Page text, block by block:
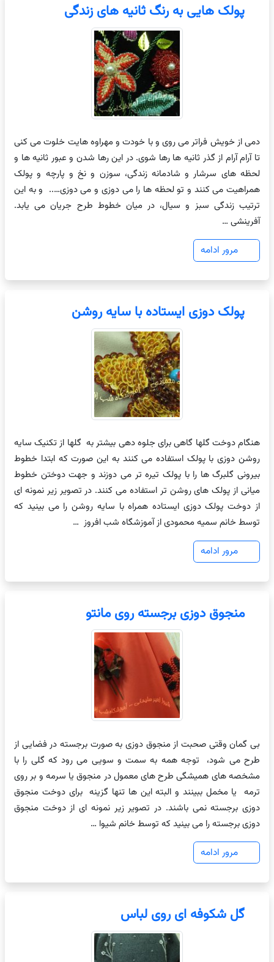
پولک هایی به رنگ ثانیه های زندگی
دمی از خویش فراتر می روی و با خودت و مهراوه هایت خلوت می کنی
تا آرام آرام از گذر ثانیه ها رها شوی. در این رها شدن و عبور ثانیه ها و
لحظه های سرشار و شادمانه زندگی، سوزن و نخ و پارچه و پولک
همراهیت می کنند و تو لحظه ها را می دوزی و می دوزی….. و به این
ترتیب زندگی سبز و سیال، در میان خطوط طرح جریان می یابد.
آفرینشی …
مرور ادامه
پولک دوزی ایستاده با سایه روشن
هنگام دوخت گلها گاهی برای جلوه دهی بیشتر به گلها از تکنیک سایه
روشن دوزی با پولک استفاده می کنند به این صورت که ابتدا خطوط
بیرونی گلبرگ ها را با پولک تیره تر می دوزند و جهت دوختن خطوط
میانی از پولک های روشن تر استفاده می کنند. در تصویر زیر نمونه ای
از دوخت پولک دوزی ایستاده همراه با سایه روشن را می بینید که
توسط خانم سمیه محمودی از آموزشگاه شب افروز …
مرور ادامه
منجوق دوزی برجسته روی مانتو
بی گمان وقتی صحبت از منجوق دوزی به صورت برجسته در فضایی از
طرح می شود، توجه همه به سمت و سویی می رود که گلی را با
مشخصه های همیشگی طرح های معمول در منجوق یا سرمه و بر روی
ترمه یا مخمل ببینند و البته این ها تنها گزینه برای دوخت منجوق
دوزی برجسته نمی باشند. در تصویر زیر نمونه ای از دوخت منجوق
دوزی برجسته را می بینید که توسط خانم شیوا …
مرور ادامه
گل شکوفه ای روی لباس